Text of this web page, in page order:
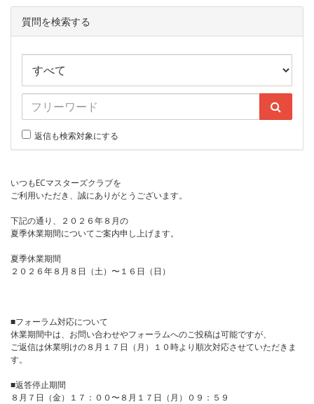
質問を検索する
返信も検索対象にする
いつもECマスターズクラブを
ご利用いただき、誠にありがとうございます。
下記の通り、２０２６年８月の
夏季休業期間についてご案内申し上げます。
夏季休業期間
２０２６年８月８日（土）〜１６日（日）
■フォーラム対応について
休業期間中は、お問い合わせやフォーラムへのご投稿は可能ですが、
ご返信は休業明けの８月１７日（月）１０時より順次対応させていただきま
す。
■返答停止期間
８月７日（金）１７：００〜８月１７日（月）０９：５９